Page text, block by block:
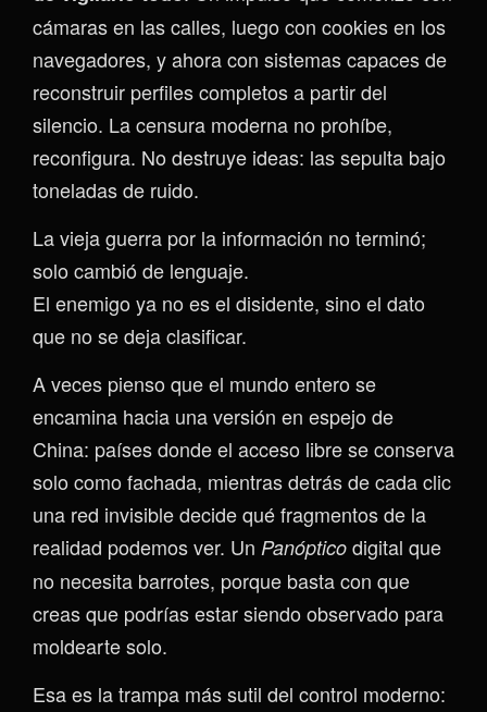
cámaras en las calles, luego con cookies en los
navegadores, y ahora con sistemas capaces de
reconstruir perfiles completos a partir del
silencio. La censura moderna no prohíbe,
reconfigura. No destruye ideas: las sepulta bajo
toneladas de ruido.
La vieja guerra por la información no terminó;
solo cambió de lenguaje.
El enemigo ya no es el disidente, sino el dato
que no se deja clasificar.
A veces pienso que el mundo entero se
encamina hacia una versión en espejo de
China: países donde el acceso libre se conserva
solo como fachada, mientras detrás de cada clic
una red invisible decide qué fragmentos de la
realidad podemos ver. Un Panóptico digital que
no necesita barrotes, porque basta con que
creas que podrías estar siendo observado para
moldearte solo.
Esa es la trampa más sutil del control moderno: